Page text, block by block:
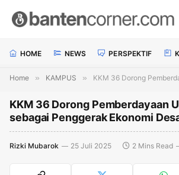
HOME NEWS PERSPEKTIF
Home » KAMPUS » KKM 36 Dorong Pemberdayaan UMKM Lokal
KKM 36 Dorong Pemberdayaan
sebagai Penggerak Ekonomi
Rizki Mubarok 25 Juli 2025 2 Mins Read